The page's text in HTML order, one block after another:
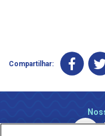
Compartilhar: